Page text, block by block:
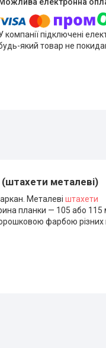
компанії підключені
який товар не
металеві)
Металеві штахети
планки — 105 або 115
фарбою різних